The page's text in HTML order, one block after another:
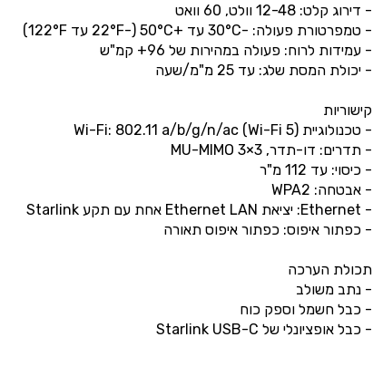
- דירוג קלט: 12-48 וולט, 60 וואט
- טמפרטורת פעולה: -30°C עד +50°C (-22°F עד 122°F)
- עמידות לרוח: פעולה במהירות של 96+ קמ"ש
- יכולת המסת שלג: עד 25 מ"מ/שעה
קישוריות
- טכנולוגיית Wi-Fi: 802.11 a/b/g/n/ac (Wi-Fi 5)
- תדרים: דו-תדר, 3×3 MU-MIMO
- כיסוי: עד 112 מ"ר
- אבטחה: WPA2
- Ethernet: יציאת Ethernet LAN אחת עם תקע Starlink
- כפתור איפוס: כפתור איפוס תאורה
תכולת הערכה
- נתב משולב
- כבל חשמל וספק כוח
- כבל אופציונלי של Starlink USB-C